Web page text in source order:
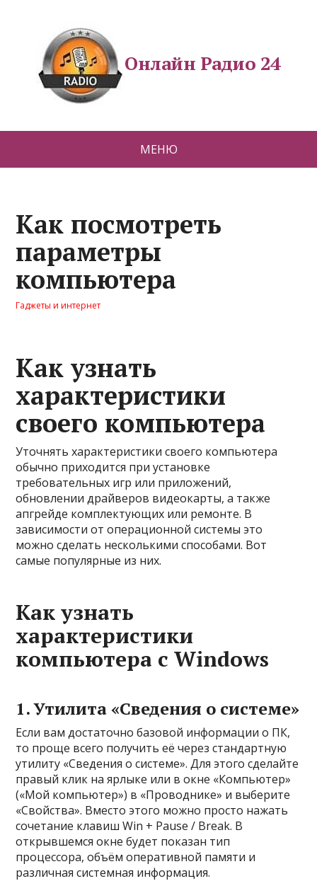
Онлайн Радио 24
МЕНЮ
Как посмотреть
параметры
компьютера
Гаджеты и интернет
Как узнать
характеристики
своего компьютера
Уточнять характеристики своего компьютера
обычно приходится при установке
требовательных игр или приложений,
обновлении драйверов видеокарты, а также
апгрейде комплектующих или ремонте. В
зависимости от операционной системы это
можно сделать несколькими способами. Вот
самые популярные из них.
Как узнать
характеристики
компьютера с Windows
1. Утилита «Сведения о системе»
Если вам достаточно базовой информации о ПК,
то проще всего получить её через стандартную
утилиту «Сведения о системе». Для этого сделайте
правый клик на ярлыке или в окне «Компьютер»
(«Мой компьютер») в «Проводнике» и выберите
«Свойства». Вместо этого можно просто нажать
сочетание клавиш Win + Pause / Break. В
открывшемся окне будет показан тип
процессора, объём оперативной памяти и
различная системная информация.